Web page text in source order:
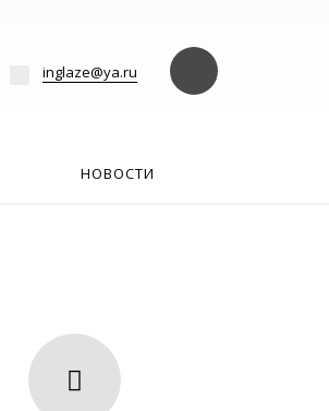
inglaze@ya.ru
НОВОСТИ